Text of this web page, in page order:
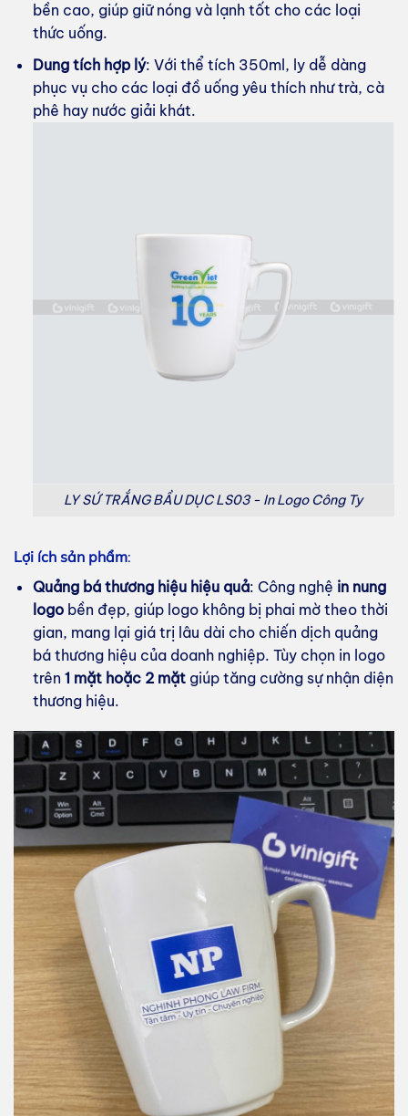
bền cao, giúp giữ nóng và lạnh tốt cho các loại
thức uống.
Dung tích hợp lý: Với thể tích 350ml, ly dễ dàng
phục vụ cho các loại đồ uống yêu thích như trà, cà
phê hay nước giải khát.
LY SỨ TRẮNG BẦU DỤC LS03 - In Logo Công Ty
Lợi ích sản phẩm:
Quảng bá thương hiệu hiệu quả: Công nghệ in nung
logobền đẹp, giúp logo không bị phai mờ theo thời
gian, mang lại giá trị lâu dài cho chiến dịch quảng
bá thương hiệu của doanh nghiệp. Tùy chọn in logo
trên 1 mặt hoặc 2 mặtgiúp tăng cường sự nhận diện
thương hiệu.